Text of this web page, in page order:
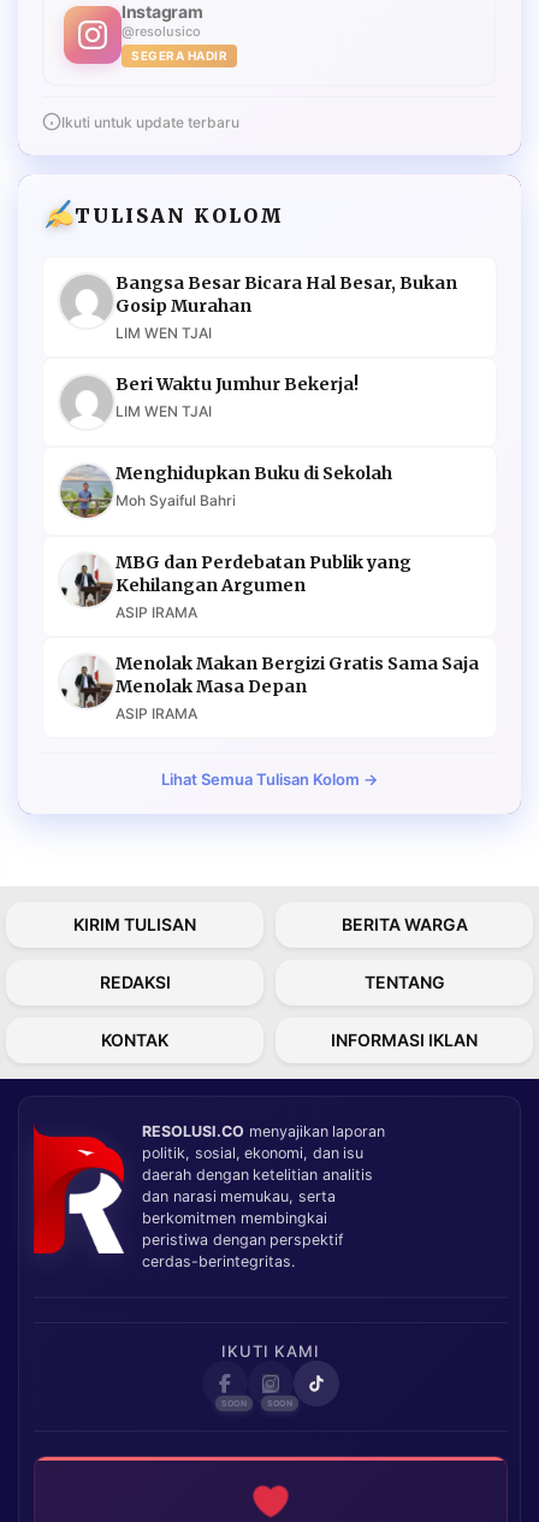
Instagram
@resolusico
SEGERA HADIR
Ikuti untuk update terbaru
TULISAN KOLOM
Bangsa Besar Bicara Hal Besar, Bukan
Gosip Murahan
LIM WEN TJAI
Beri Waktu Jumhur Bekerja!
LIM WEN TJAI
Menghidupkan Buku di Sekolah
Moh Syaiful Bahri
MBG dan Perdebatan Publik yang
Kehilangan Argumen
ASIP IRAMA
Menolak Makan Bergizi Gratis Sama Saja
Menolak Masa Depan
ASIP IRAMA
Lihat Semua Tulisan Kolom →
KIRIM TULISAN BERITA WARGA
REDAKSI TENTANG
KONTAK INFORMASI IKLAN
RESOLUSI.CO menyajikan laporan
politik, sosial, ekonomi, dan isu
daerah dengan ketelitian analitis
dan narasi memukau, serta
berkomitmen membingkai
peristiwa dengan perspektif
cerdas-berintegritas.
IKUTI KAMI